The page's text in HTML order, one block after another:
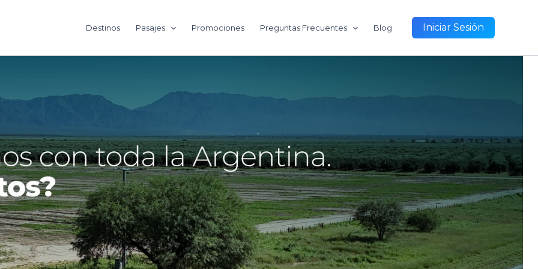
Destinos Pasajes Promociones Preguntas Frecuentes Blog Iniciar Sesión